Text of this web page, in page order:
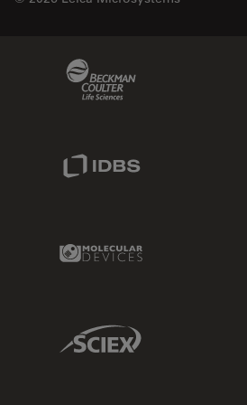
Molecular Devices Link
Sciex Link